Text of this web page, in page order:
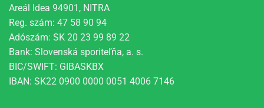
Areál Idea 94901, NITRA
Reg. szám: 47 58 90 94
Adószám: SK 20 23 99 89 22
Bank: Slovenská sporiteľňa, a. s.
BIC/SWIFT: GIBASKBX
IBAN: SK22 0900 0000 0051 4006 7146